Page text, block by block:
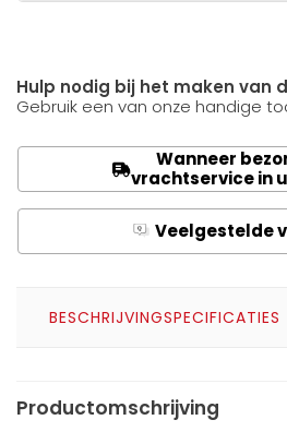
Hulp nodig bij het maken van
Gebruik een van onze handige
Wanneer
vrachtservice in
Q Veelgestelde
BESCHRIJVINGSPECIFICATIES
Productomschrijving